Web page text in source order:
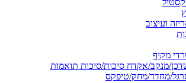
ועיצוב
מקיף
מנקב/אקדח סיכות/סיכות תואמות
מחדד/מחק/טיפקס